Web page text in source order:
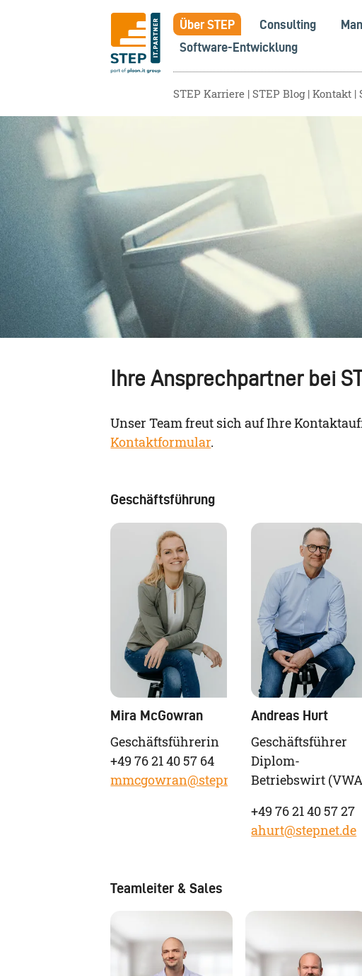
Über STEP Consulting
Software-Entwicklung
STEP Karriere STEP Blog Kontakt
Ihre Ansprechpartner bei
Unser Team freut sich auf Ihre
Kontaktformular.
Geschäftsführung
Mira McGowran
Geschäftsführerin
+49 76 21 40 57 64
mmcgowran@stepnet.de
Andreas Hurt
Geschäftsführer
Diplom-
Betriebswirt
+49 76 21 40 57 27
ahurt@stepnet.de
Teamleiter & Sales